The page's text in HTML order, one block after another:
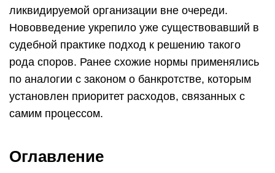
ликвидируемой организации вне очереди.
Нововведение укрепило уже существовавший в
судебной практике подход к решению такого
рода споров. Ранее схожие нормы применялись
по аналогии с законом о банкротстве, которым
установлен приоритет расходов, связанных с
самим процессом.
Оглавление